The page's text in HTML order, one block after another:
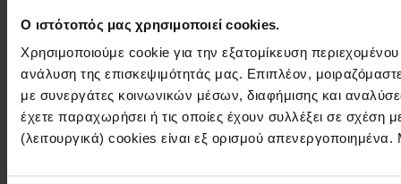
Ο ιστότοπός μας χρησιμοποιεί cookies.
Χρησιμοποιούμε cookie για την εξατομίκευση
ανάλυση της επισκεψιμότητάς μας. Επιπλέον,
με συνεργάτες κοινωνικών μέσων, διαφήμισης και
έχετε παραχωρήσει ή τις οποίες έχουν συλλέξει σε
(λειτουργικά) cookies είναι εξ ορισμού